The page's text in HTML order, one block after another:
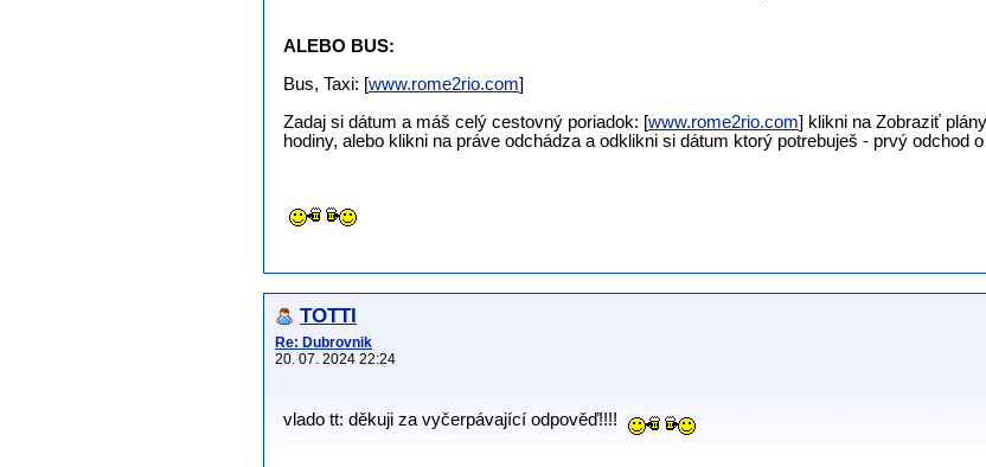
ALEBO BUS:
Bus, Taxi: [www.rome2rio.com]
Zadaj si dátum a máš celý cestovný poriadok: [www.rome2rio.com] klikni na Zobraziť
hodiny, alebo klikni na práve odchádza a odklikni si dátum ktorý potrebuješ - prvý odchod
TOTTI
Re: Dubrovnik
20. 07. 2024 22:24
vlado tt: děkuji za vyčerpávající odpověď!!!!